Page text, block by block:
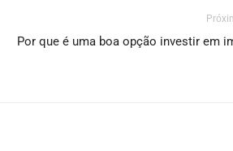
Por que é uma boa opção investir em